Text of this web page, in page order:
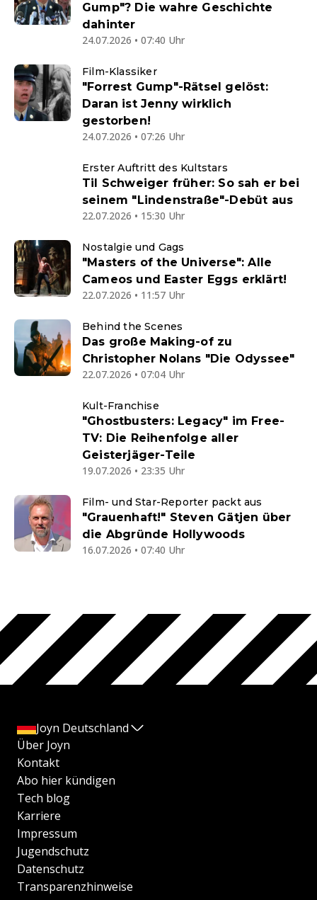
Gump"? Die wahre Geschichte
dahinter
24.07.2026 • 07:40 Uhr
Film-Klassiker
"Forrest Gump"-Rätsel gelöst:
Daran ist Jenny wirklich
gestorben!
24.07.2026 • 07:26 Uhr
Erster Auftritt des Kultstars
Til Schweiger früher: So sah er bei
seinem "Lindenstraße"-Debüt aus
22.07.2026 • 15:30 Uhr
Nostalgie und Gags
"Masters of the Universe": Alle
Cameos und Easter Eggs erklärt!
22.07.2026 • 11:57 Uhr
Behind the Scenes
Das große Making-of zu
Christopher Nolans "Die Odyssee"
22.07.2026 • 07:04 Uhr
Kult-Franchise
"Ghostbusters: Legacy" im Free-
TV: Die Reihenfolge aller
Geisterjäger-Teile
19.07.2026 • 23:35 Uhr
Film- und Star-Reporter packt aus
"Grauenhaft!" Steven Gätjen über
die Abgründe Hollywoods
16.07.2026 • 07:40 Uhr
Joyn Deutschland
Über Joyn
Kontakt
Abo hier kündigen
Tech blog
Karriere
Impressum
Jugendschutz
Datenschutz
Transparenzhinweise